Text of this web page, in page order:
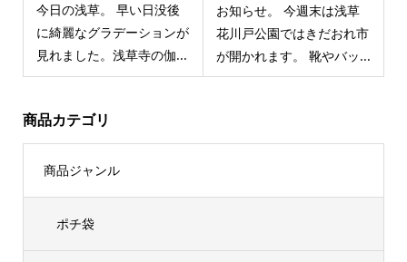
今日の浅草。 早い日没後
に綺麗なグラデーションが
見れました。浅草寺の伽...
お知らせ。 今週末は浅草
花川戸公園ではきだおれ市
が開かれます。 靴やバッ...
商品カテゴリ
商品ジャンル
ポチ袋